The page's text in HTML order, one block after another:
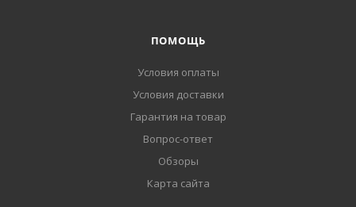
ПОМОЩЬ
Условия оплаты
Условия доставки
Гарантия на товар
Вопрос-ответ
Обзоры
Карта сайта